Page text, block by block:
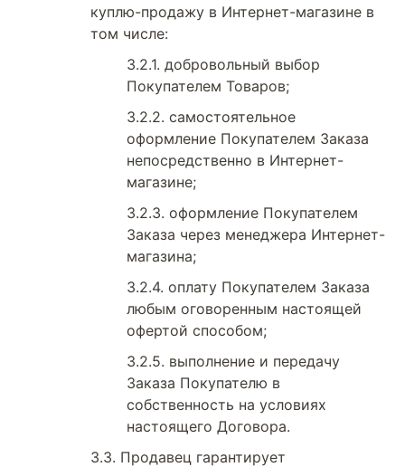
куплю-продажу в Интернет-магазине в
том числе:
добровольный выбор
Покупателем Товаров;
самостоятельное
оформление Покупателем Заказа
непосредственно в Интернет-
магазине;
оформление Покупателем
Заказа через менеджера Интернет-
магазина;
оплату Покупателем Заказа
любым оговоренным настоящей
офертой способом;
выполнение и передачу
Заказа Покупателю в
собственность на условиях
настоящего Договора.
Продавец гарантирует